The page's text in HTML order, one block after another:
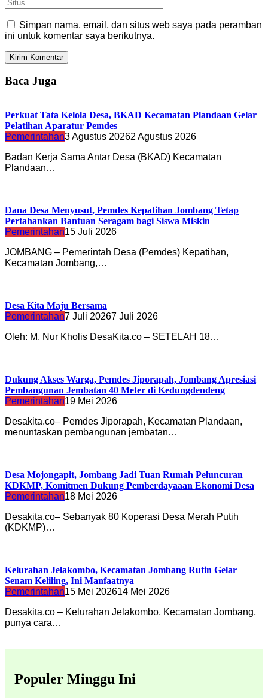
Simpan nama, email, dan situs web saya pada peramban
ini untuk komentar saya berikutnya.
Baca Juga
Perkuat Tata Kelola Desa, BKAD Kecamatan Plandaan Gelar
Pelatihan Aparatur Pemdes
Pemerintahan3 Agustus 20262 Agustus 2026
Badan Kerja Sama Antar Desa (BKAD) Kecamatan
Plandaan…
Dana Desa Menyusut, Pemdes Kepatihan Jombang Tetap
Pertahankan Bantuan Seragam bagi Siswa Miskin
Pemerintahan15 Juli 2026
JOMBANG – Pemerintah Desa (Pemdes) Kepatihan,
Kecamatan Jombang,…
Desa Kita Maju Bersama
Pemerintahan7 Juli 20267 Juli 2026
Oleh: M. Nur Kholis DesaKita.co – SETELAH 18…
Dukung Akses Warga, Pemdes Jiporapah, Jombang Apresiasi
Pembangunan Jembatan 40 Meter di Kedungdendeng
Pemerintahan19 Mei 2026
Desakita.co– Pemdes Jiporapah, Kecamatan Plandaan,
menuntaskan pembangunan jembatan…
Desa Mojongapit, Jombang Jadi Tuan Rumah Peluncuran
KDKMP, Komitmen Dukung Pemberdayaaan Ekonomi Desa
Pemerintahan18 Mei 2026
Desakita.co– Sebanyak 80 Koperasi Desa Merah Putih
(KDKMP)…
Kelurahan Jelakombo, Kecamatan Jombang Rutin Gelar
Senam Keliling, Ini Manfaatnya
Pemerintahan15 Mei 202614 Mei 2026
Desakita.co – Kelurahan Jelakombo, Kecamatan Jombang,
punya cara…
Populer Minggu Ini